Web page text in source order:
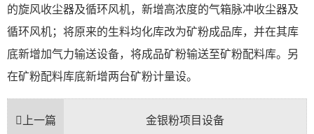
的旋风收尘器及循环风机，新增高浓度的气箱脉冲收尘器及
循环风机；将原来的生料均化库改为矿粉成品库，并在其库
底新增加气力输送设备，将成品矿粉输送至矿粉配料库。另
在矿粉配料库底新增两台矿粉计量设。
上一篇 金银粉项目设备